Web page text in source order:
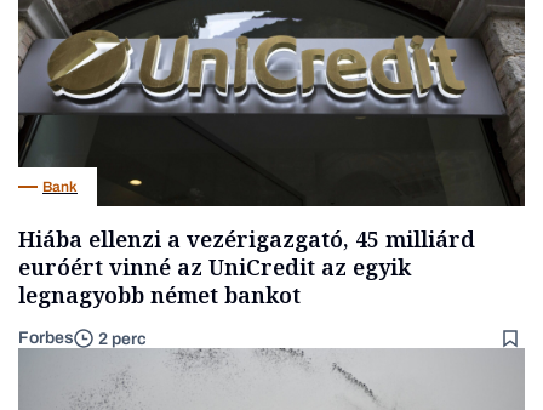
Bank
Hiába ellenzi a vezérigazgató, 45 milliárd
euróért vinné az UniCredit az egyik
legnagyobb német bankot
Forbes 2 perc